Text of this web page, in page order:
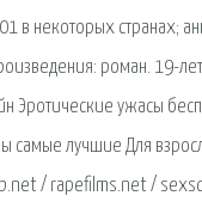
в некоторых странах;
роман. 19-
Эротические ужасы
лучшие Для
/ rapefilms.net /